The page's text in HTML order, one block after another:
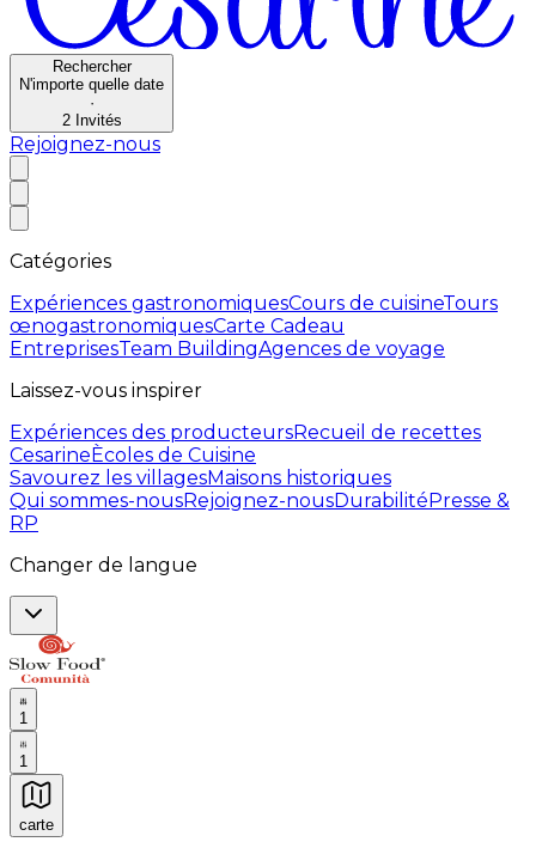
Rechercher
N'importe quelle date
·
2 Invités
Rejoignez-nous
Catégories
Expériences gastronomiquesCours de cuisineTours
œnogastronomiquesCarte Cadeau
EntreprisesTeam BuildingAgences de voyage
Laissez-vous inspirer
Expériences des producteursRecueil de recettes
CesarineÈcoles de Cuisine
Savourez les villagesMaisons historiques
Qui sommes-nousRejoignez-nousDurabilitéPresse &
RP
Changer de langue
1
1
carte